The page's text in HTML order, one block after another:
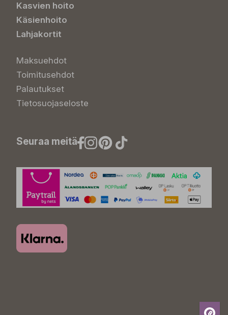
Kasvien hoito
Käsienhoito
Lahjakortit
Maksuehdot
Toimitusehdot
Palautukset
Tietosuojaseloste
Seuraa meitä